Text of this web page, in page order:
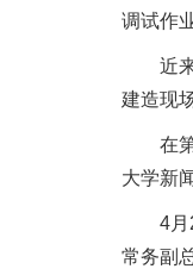
调试作
近来
建造现
在第
大学新
4月29
常务副